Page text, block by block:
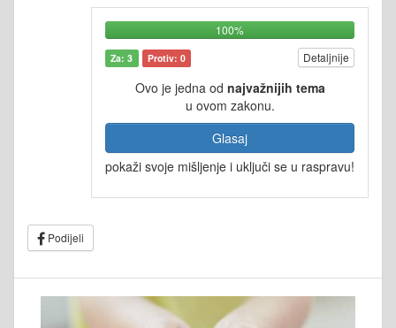
100%
Za: 3 Protiv: 0 Detaljnije
Ovo je jedna od najvažnijih tema
u ovom zakonu.
Glasaj
pokaži svoje mišljenje i uključi se u raspravu!
Podijeli